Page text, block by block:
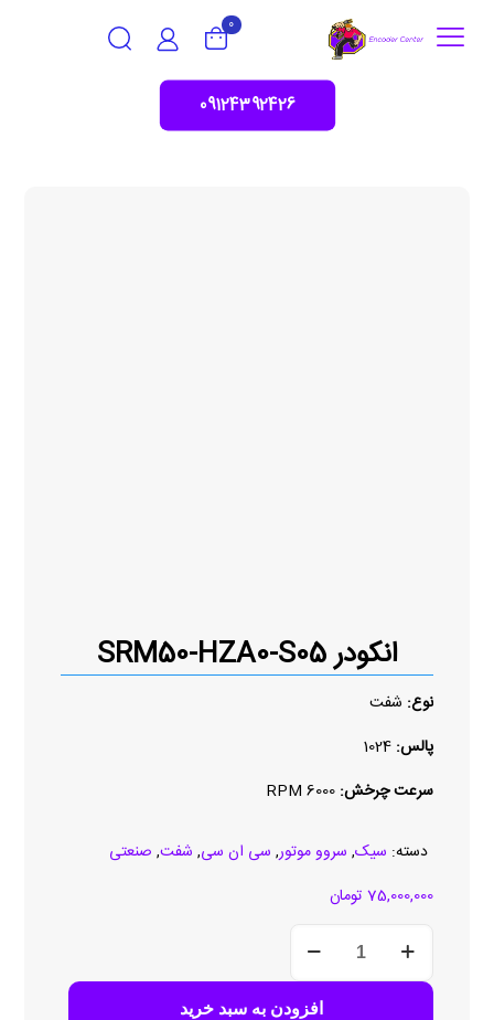
0
09124392426
انکودر SRM50-HZA0-S05
نوع: شفت
پالس:1024
سرعت چرخش:6000 RPM
دسته: سیک, سروو موتور, سی ان سی, شفت, صنعتی
75,000,000 تومان
انکودر
SRM50-
HZA0-
S05
افزودن به سبد خرید